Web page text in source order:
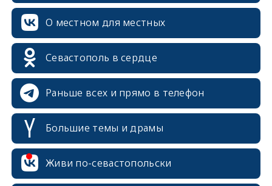
О местном для местных
Севастополь в сердце
Раньше всех и прямо в телефон
Большие темы и драмы
Живи по-севастопольски
erid: 2SDnjcrDNw6